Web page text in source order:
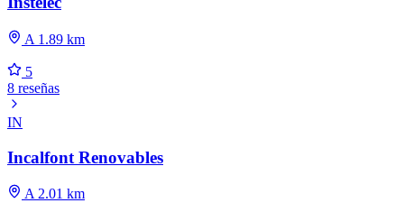
A 1.89 km
5
8 reseñas
IN
Incalfont Renovables
A 2.01 km